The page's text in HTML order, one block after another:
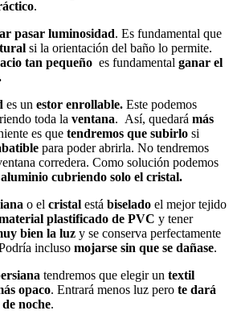
.
pasar luminosidad. Es fundamental que
si la orientación del baño lo permite.
tan pequeño es fundamental ganar el
es un estor enrollable. Este podemos
toda la ventana. Así, quedará más
es que tendremos que subirlo si
para poder abrirla. No tendremos
corredera. Como solución podemos
cubriendo solo el cristal.
o el cristal está biselado el mejor tejido
plastificado de PVC y tener
bien la luz y se conserva perfectamente
incluso mojarse sin que se dañase.
tendremos que elegir un textil
opaco. Entrará menos luz pero te dará
noche.